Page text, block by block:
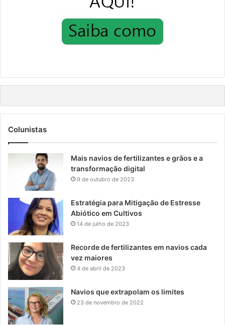
Colunistas
Mais navios de fertilizantes e grãos e a
transformação digital
9 de outubro de 2023
Estratégia para Mitigação de Estresse
Abiótico em Cultivos
14 de julho de 2023
Recorde de fertilizantes em navios cada
vez maiores
4 de abril de 2023
Navios que extrapolam os limites
23 de novembro de 2022